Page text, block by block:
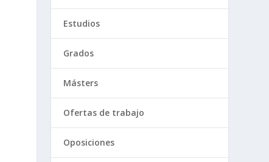
Estudios
Grados
Másters
Ofertas de trabajo
Oposiciones